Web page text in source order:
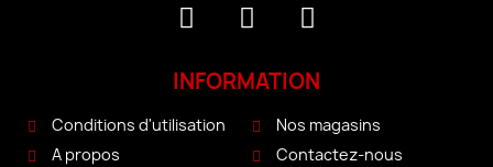
INFORMATION
Conditions d'utilisation
A propos
Nos magasins
Contactez-nous